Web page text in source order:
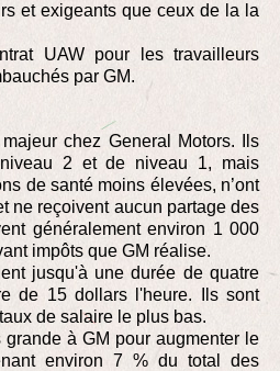
et exigeants que ceux de la la
UAW pour les travailleurs
par GM.
chez General Motors. Ils
2 et de niveau 1, mais
de santé moins élevées, n’ont
ne reçoivent aucun partage des
généralement environ 1 000
impôts que GM réalise.
jusqu'à une durée de quatre
de 15 dollars l'heure. Ils sont
de salaire le plus bas.
à GM pour augmenter le
environ 7 % du total des